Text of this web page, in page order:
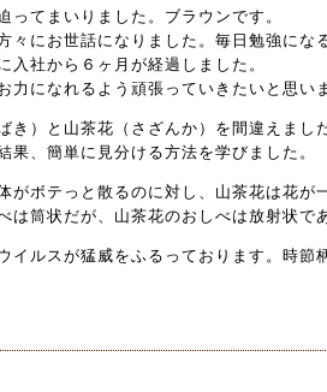
ってまいりました。ブラウンです。
々にお世話になりました。毎日勉強にな
入社から６ヶ月が経過しました。
力になれるよう頑張っていきたいと思い
き）と山茶花（さざんか）を間違えまし
果、簡単に見分ける方法を学びました。
がボテっと散るのに対し、山茶花は花が
は筒状だが、山茶花のおしべは放射状で
イルスが猛威をふるっております。時節